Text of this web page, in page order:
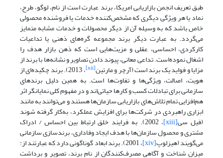
طبق تعریف انجمن بازاریابی امریکا، برند عبارت است از نام، لوگو، طرح،
نماد یا هر ویژگی دیگری که مشخص‌‌کننده خدمات یا فروشنده محصولی
خاص باشد که به وسیله آن از دیگر محصولات و خدمات مشابه متمایز
می‌گردد. به عبارت دیگر برند مجموعه گره‌های ذهنی یا تداعیات
کارکردی، احساسی، عقلی و مزیت‌هایی است که ذهن بازار هدف را
اشغال نموده‌است. تداعی معانی، پیوند دادن تصاویر و نشانه‌ها با برند از
مزایا و فواید یک برند است (آرچر و مارتین[xii] ، 2013). برند چکیده‌ای از
هویت، اصالت، ویژگی‌ها و تفاوت‌ها است. به ‌همین دلیل برند‌های
سازمانی برای تبادلات کسب و کارها حیاتی‌اند و در مفهوم کلی نمایانگر اثر
هم‌افزایی تمام تلاش‌های بازاریابی سازمان‌ها هستند و می‌توانند به مانند
ابزاری راهبردی در شرکت‌ها برای افزایش عملکرد، به‌کار گرفته شوند
(فیل سی[xiii] ، 2002). به فرایند خلق ارتباط بین احساس / ادراک
مشتری و محصول سازمان‌ها با هدف ایجاد وفاداری، برند‌سازی سازمانی
می‌گویند (هیزلوپ[xiv] ، 2001). برند ابعاد گوناگونی دارد که عبارتند از:
میزان شناخت و آگاهی مصرف‌کنندگان از نام برند، تصویر و برداشت